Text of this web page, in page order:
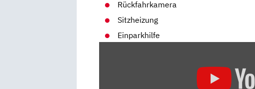
Rückfahrkamera
Sitzheizung
Einparkhilfe